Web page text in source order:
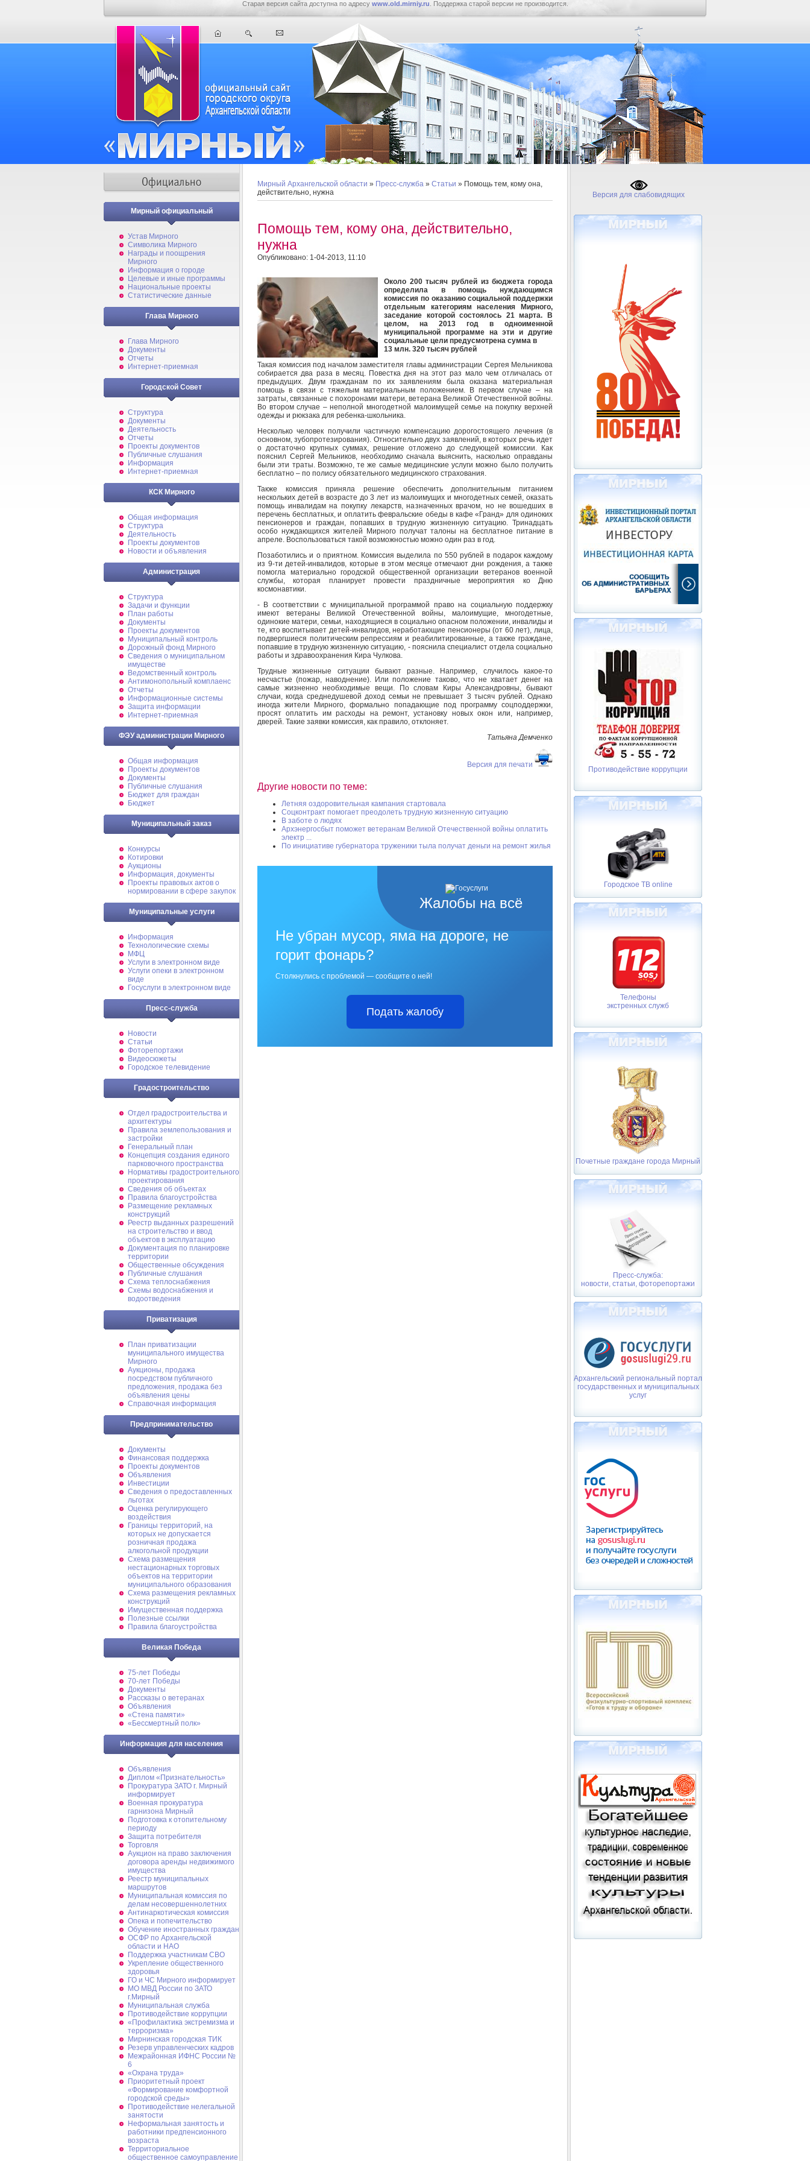
Старая версия сайта доступна по адресу www.old.mirniy.ru . Поддержка старой версии не производится.
Мирный официальный
Устав Мирного
Символика Мирного
Награды и поощрения
Мирного
Информация о городе
Целевые и иные программы
Национальные проекты
Статистические данные
Глава Мирного
Глава Мирного
Документы
Отчеты
Интернет-приемная
Городской Совет
Структура
Документы
Деятельность
Отчеты
Проекты документов
Публичные слушания
Информация
Интернет-приемная
КСК Мирного
Общая информация
Структура
Деятельность
Проекты документов
Новости и объявления
Администрация
Структура
Задачи и функции
План работы
Документы
Проекты документов
Муниципальный контроль
Дорожный фонд Мирного
Cведения о муниципальном
имуществе
Ведомственный контроль
Антимонопольный комплаенс
Отчеты
Информационные системы
Защита информации
Интернет-приемная
ФЭУ администрации Мирного
Общая информация
Проекты документов
Документы
Публичные слушания
Бюджет для граждан
Бюджет
Муниципальный заказ
Конкурсы
Котировки
Аукционы
Информация, документы
Проекты правовых актов о
нормировании в сфере закупок
Муниципальные услуги
Информация
Технологические схемы
МФЦ
Услуги в электронном виде
Услуги опеки в электронном
виде
Госуслуги в электронном виде
Пресс-служба
Новости
Статьи
Фоторепортажи
Видеосюжеты
Городское телевидение
Градостроительство
Отдел градостроительства и
архитектуры
Правила землепользования и
застройки
Генеральный план
Концепция создания единого
парковочного пространства
Нормативы градостроительного
проектирования
Сведения об объектах
Правила благоустройства
Размещение рекламных
конструкций
Реестр выданных разрешений
на строительство и ввод
объектов в эксплуатацию
Документация по планировке
территории
Общественные обсуждения
Публичные слушания
Схема теплоснабжения
Схемы водоснабжения и
водоотведения
Приватизация
План приватизации
муниципального имущества
Мирного
Аукционы, продажа
посредством публичного
предложения, продажа без
объявления цены
Справочная информация
Предпринимательство
Документы
Финансовая поддержка
Проекты документов
Объявления
Инвестиции
Сведения о предоставленных
льготах
Оценка регулирующего
воздействия
Границы территорий, на
которых не допускается
розничная продажа
алкогольной продукции
Схема размещения
нестационарных торговых
объектов на территории
муниципального образования
Схема размещения рекламных
конструкций
Имущественная поддержка
Полезные ссылки
Правила благоустройства
Великая Победа
75-лет Победы
70-лет Победы
Документы
Рассказы о ветеранах
Объявления
«Стена памяти»
«Бессмертный полк»
Информация для населения
Объявления
Диплом «Признательность»
Прокуратура ЗАТО г. Мирный
информирует
Военная прокуратура
гарнизона Мирный
Подготовка к отопительному
периоду
Защита потребителя
Торговля
Аукцион на право заключения
договора аренды недвижимого
имущества
Реестр муниципальных
маршрутов
Муниципальная комиссия по
делам несовершеннолетних
Антинаркотическая комиссия
Опека и попечительство
Обучение иностранных граждан
ОСФР по Архангельской
области и НАО
Поддержка участникам СВО
Укрепление общественного
здоровья
ГО и ЧС Мирного информирует
МО МВД России по ЗАТО
г.Мирный
Муниципальная cлужба
Противодействие коррупции
«Профилактика экстремизма и
терроризма»
Мирнинская городская ТИК
Резерв управленческих кадров
Межрайонная ИФНС России №
6
«Охрана труда»
Приоритетный проект
«Формирование комфортной
городской среды»
Противодействие нелегальной
занятости
Неформальная занятость и
работники предпенсионного
возраста
Территориальное
общественное самоуправление
Мирный Архангельской области » Пресс-служба » Статьи » Помощь тем, кому она,
действительно, нужна
Помощь тем, кому она, действительно,
нужна
Опубликовано: 1-04-2013, 11:10
Около 200 тысяч рублей из бюджета города
определила в помощь нуждающимся
комиссия по оказанию социальной поддержки
отдельным категориям населения Мирного,
заседание которой состоялось 21 марта. В
целом, на 2013 год в одноименной
муниципальной программе на эти и другие
социальные цели предусмотрена сумма в
13 млн. 320 тысяч рублей
Такая комиссия под началом заместителя главы администрации Сергея Мельникова
собирается два раза в месяц. Повестка дня на этот раз мало чем отличалась от
предыдущих. Двум гражданам по их заявлениям была оказана материальная
помощь в связи с тяжелым материальным положением. В первом случае – на
затраты, связанные с похоронами матери, ветерана Великой Отечественной войны.
Во втором случае – неполной многодетной малоимущей семье на покупку верхней
одежды и рюкзака для ребенка-школьника.
Несколько человек получили частичную компенсацию дорогостоящего лечения (в
основном, зубопротезирования). Относительно двух заявлений, в которых речь идет
о достаточно крупных суммах, решение отложено до следующей комиссии. Как
пояснил Сергей Мельников, необходимо сначала выяснить, насколько оправданы
были эти траты. Возможно, те же самые медицинские услуги можно было получить
бесплатно – по полису обязательного медицинского страхования.
Также комиссия приняла решение обеспечить дополнительным питанием
нескольких детей в возрасте до 3 лет из малоимущих и многодетных семей, оказать
помощь инвалидам на покупку лекарств, назначенных врачом, но не вошедших в
перечень бесплатных, и оплатить февральские обеды в кафе «Гранд» для одиноких
пенсионеров и граждан, попавших в трудную жизненную ситуацию. Тринадцать
особо нуждающихся жителей Мирного получат талоны на бесплатное питание в
апреле. Воспользоваться такой возможностью можно один раз в год.
Позаботились и о приятном. Комиссия выделила по 550 рублей в подарок каждому
из 9-ти детей-инвалидов, которые в этом месяце отмечают дни рождения, а также
помогла материально городской общественной организации ветеранов военной
службы, которая планирует провести праздничные мероприятия ко Дню
космонавтики.
- В соответствии с муниципальной программой право на социальную поддержку
имеют ветераны Великой Отечественной войны, малоимущие, многодетные,
одинокие матери, семьи, находящиеся в социально опасном положении, инвалиды и
те, кто воспитывает детей-инвалидов, неработающие пенсионеры (от 60 лет), лица,
подвергшиеся политическим репрессиям и реабилитированные, а также граждане,
попавшие в трудную жизненную ситуацию, - пояснила специалист отдела социально
работы и здравоохранения Кира Чулкова.
Трудные жизненные ситуации бывают разные. Например, случилось какое-то
несчастье (пожар, наводнение). Или положение таково, что не хватает денег на
самые жизненно необходимые вещи. По словам Киры Александровны, бывают
случаи, когда среднедушевой доход семьи не превышает 3 тысяч рублей. Однако
иногда жители Мирного, формально попадающие под программу соцподдержки,
просят оплатить им расходы на ремонт, установку новых окон или, например,
дверей. Такие заявки комиссия, как правило, отклоняет.
Татьяна Демченко
Версия для печати
Другие новости по теме:
Летняя оздоровительная кампания стартовала
Соцконтракт помогает преодолеть трудную жизненную ситуацию
В заботе о людях
Архэнергосбыт поможет ветеранам Великой Отечественной войны оплатить
электр ...
По инициативе губернатора труженики тыла получат деньги на ремонт жилья
Жалобы на всё
Не убран мусор, яма на дороге, не
горит фонарь?
Столкнулись с проблемой — сообщите о ней!
Подать жалобу
Версия для слабовидящих
Противодействие коррупции
Городское ТВ online
Телефоны
экстренных служб
Почетные граждане города Мирный
Пресс-служба:
новости, статьи, фоторепортажи
Архангельский региональный портал
государственных и муниципальных
услуг